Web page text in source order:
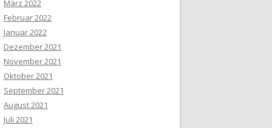
März 2022
Februar 2022
Januar 2022
Dezember 2021
November 2021
Oktober 2021
September 2021
August 2021
Juli 2021